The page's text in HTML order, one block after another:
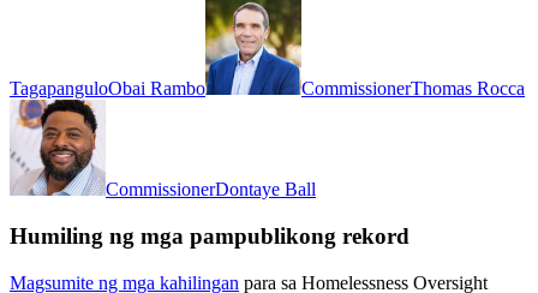
TagapanguloObai Rambo CommissionerThomas Rocca
CommissionerDontaye Ball
Humiling ng mga pampublikong rekord
Magsumite ng mga kahilingan para sa Homelessness Oversight